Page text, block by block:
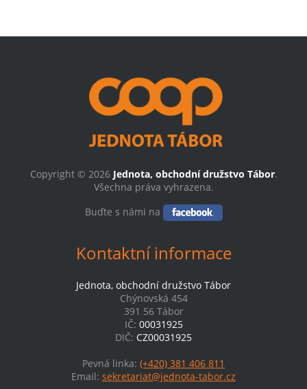
Copyright © 2026 Jednota, obchodní družstvo Tábor.
Všechna práva vyhrazena.
Buďte s námi na
Kontaktní informace
Jednota, obchodní družstvo Tábor
Chýnovská 454
391 56 Tábor
IČ: 00031925
DIČ: CZ00031925
Pevná linka: (+420) 381 406 811
Email: sekretariat@jednota-tabor.cz